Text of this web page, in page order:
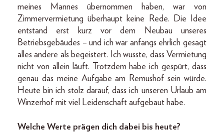
meines Mannes übernommen haben, war von
Zimmervermietung überhaupt keine Rede. Die Idee
entstand erst kurz vor dem Neubau unseres
Betriebsgebäudes – und ich war anfangs ehrlich gesagt
alles andere als begeistert. Ich wusste, dass Vermietung
nicht von allein läuft. Trotzdem habe ich gespürt, dass
genau das meine Aufgabe am Remushof sein würde.
Heute bin ich stolz darauf, dass ich unseren Urlaub am
Winzerhof mit viel Leidenschaft aufgebaut habe.
Welche Werte prägen dich dabei bis heute?